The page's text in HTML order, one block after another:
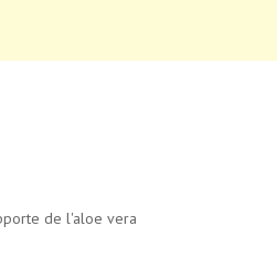
de l'aloe vera